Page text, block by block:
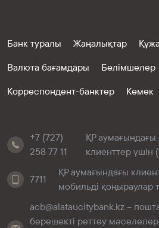
Банк туралы Жаңалықтар
Валюта бағамдары
Бөлімшелер
Корреспондент-банктер
Көмек
+7 (727)
258 77 11
ҚР
клиенттер үшін
7711
ҚР аумағындағы
мобильді қоңыраулар
acb@alataucitybank.kz –
берешекті реттеу